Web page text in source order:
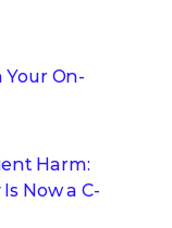
On-
Harm:
Now a C-